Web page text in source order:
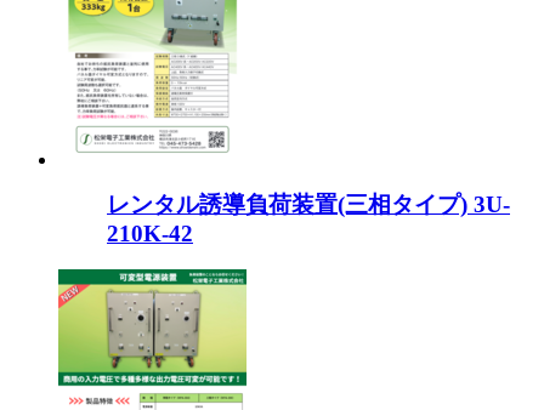
レンタル誘導負荷装置(三相タイプ) 3U-
210K-42